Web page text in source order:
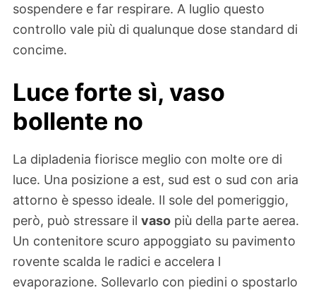
sospendere e far respirare. A luglio questo
controllo vale più di qualunque dose standard di
concime.
Luce forte sì, vaso
bollente no
La dipladenia fiorisce meglio con molte ore di
luce. Una posizione a est, sud est o sud con aria
attorno è spesso ideale. Il sole del pomeriggio,
però, può stressare il vaso più della parte aerea.
Un contenitore scuro appoggiato su pavimento
rovente scalda le radici e accelera l
evaporazione. Sollevarlo con piedini o spostarlo